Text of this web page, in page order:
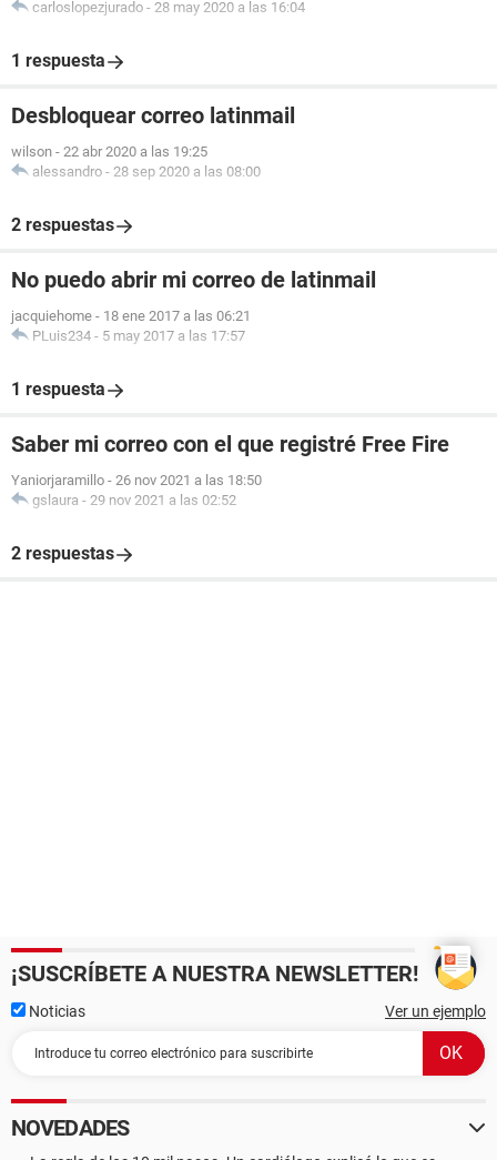
carloslopezjurado - 28 may 2020 a las 16:04
1 respuesta
Desbloquear correo latinmail
wilson - 22 abr 2020 a las 19:25
alessandro - 28 sep 2020 a las 08:00
2 respuestas
No puedo abrir mi correo de latinmail
jacquiehome - 18 ene 2017 a las 06:21
PLuis234 - 5 may 2017 a las 17:57
1 respuesta
Saber mi correo con el que registré Free Fire
Yaniorjaramillo - 26 nov 2021 a las 18:50
gslaura - 29 nov 2021 a las 02:52
2 respuestas
¡SUSCRÍBETE A NUESTRA NEWSLETTER!
Noticias Ver un ejemplo
NOVEDADES